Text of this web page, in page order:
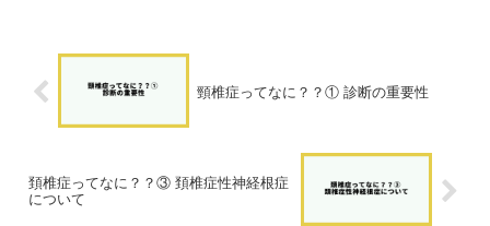
頸椎症ってなに？？① 診断の重要性
頚椎症ってなに？？③ 頚椎症性神経根症
について